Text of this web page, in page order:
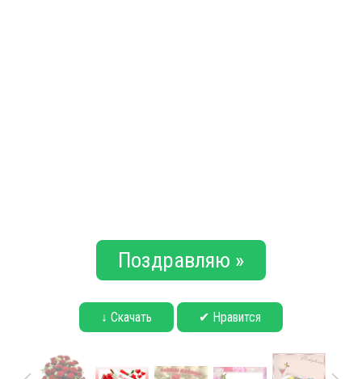
Поздравляю »
↓ Скачать ✔ Нравится